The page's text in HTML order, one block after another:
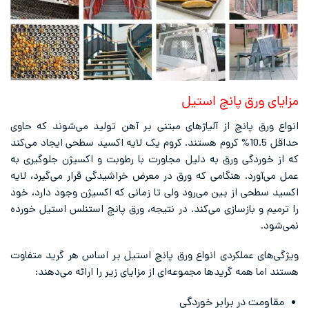
مزایای ورق پانچ استیل
انواع ورق پانچ از آلیاژهای مبتنی بر آهن تولید می‌شوند که حاوی
حداقل 10.5% کروم هستند. کروم یک لایه اکسید سطحی ایجاد می‌کند
که از خوردگی ورق به دلیل مجاورت با رطوبت و اکسیژن جلوگیری به
عمل می‌آورد. هنگامی که ورق در معرض خراشیدگی قرار می‌گیرد، لایه
اکسید سطحی از بین می‌رود ولی تا زمانی که اکسیژن وجود دارد، خود
را ترمیم و بازسازی می‌کند. در نتیجه، ورق پانچ استنلس استیل خورده
نمی‌شود.
ویژگی‌های عملکردی انواع ورق پانچ استیل بر اساس هر گرید متفاوت
هستند اما همه گریدها مجموعه‌ای از مزایای زیر را ارائه می‌دهند:
مقاومت در برابر خوردگی